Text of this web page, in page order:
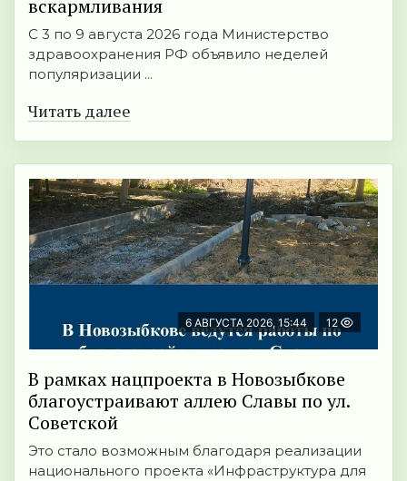
вскармливания
С 3 по 9 августа 2026 года Министерство
здравоохранения РФ объявило неделей
популяризации ...
Читать далее
6 АВГУСТА 2026, 15:44 12
В рамках нацпроекта в Новозыбкове
благоустраивают аллею Славы по ул.
Советской
Это стало возможным благодаря реализации
национального проекта «Инфраструктура для